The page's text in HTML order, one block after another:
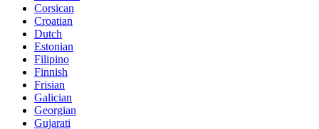
Corsican
Croatian
Dutch
Estonian
Filipino
Finnish
Frisian
Galician
Georgian
Gujarati